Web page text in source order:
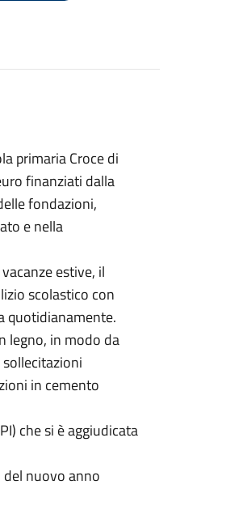
primaria Croce di
finanziati dalla
fondazioni,
e nella
estive, il
scolastico con
quotidianamente.
legno, in modo da
in cemento
che si è aggiudicata
del nuovo anno